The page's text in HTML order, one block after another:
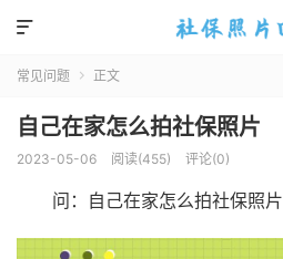

常见问题  正文
自己在家怎么拍社保照片
2023-05-06 阅读(455) 评论(0)
问：自己在家怎么拍社保照片